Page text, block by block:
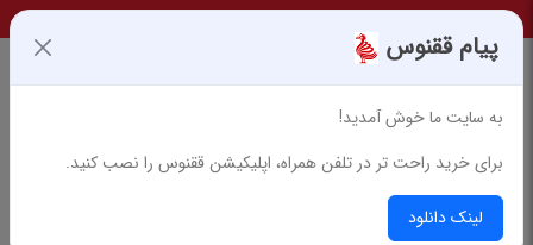
پیام ققنوس
به سایت ما خوش آمدید!
برای خرید راحت تر در تلفن همراه، اپلیکیشن ققنوس را نصب کنید.
لینک دانلود